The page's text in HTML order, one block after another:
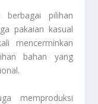
berbagai pilihan
pakaian kasual
mencerminkan
bahan yang
memproduksi